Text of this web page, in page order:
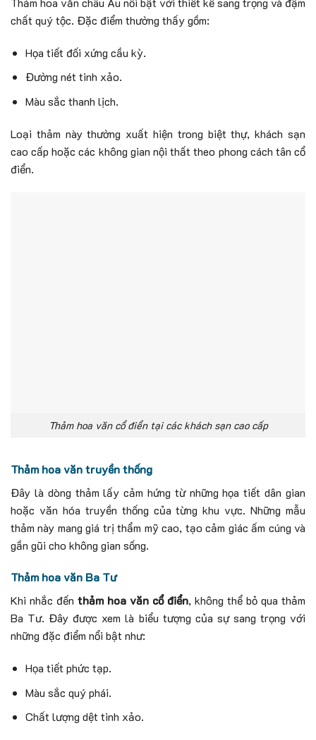
chất quý tộc. Đặc điểm thường thấy gồm:
Họa tiết đối xứng cầu kỳ.
Đường nét tinh xảo.
Màu sắc thanh lịch.
Loại thảm này thường xuất hiện trong biệt thự, khách sạn
cao cấp hoặc các không gian nội thất theo phong cách tân cổ
điển.
Thảm hoa văn cổ điển tại các khách sạn cao cấp
Thảm hoa văn truyền thống
Đây là dòng thảm lấy cảm hứng từ những họa tiết dân gian
hoặc văn hóa truyền thống của từng khu vực.Những mẫu
thảm này mang giá trị thẩm mỹ cao, tạo cảm giác ấm cúng và
gần gũi cho không gian sống.
Thảm hoa văn Ba Tư
Khi nhắc đến thảm hoa văn cổ điển, không thể bỏ qua thảm
Ba Tư. Đây được xem là biểu tượng của sự sang trọng với
những đặc điểm nổi bật như:
Họa tiết phức tạp.
Màu sắc quý phái.
Chất lượng dệt tinh xảo.